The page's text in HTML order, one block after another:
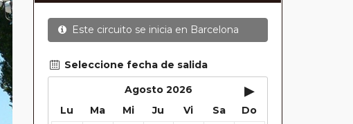
Este circuito se inicia en Barcelona
Seleccione fecha de salida
Agosto 2026
▸
Lu Ma Mi Ju Vi Sa Do